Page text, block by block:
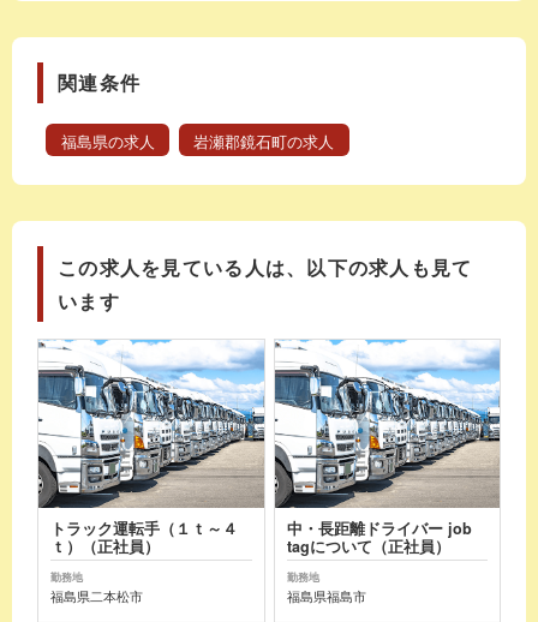
関連条件
福島県の求人 岩瀬郡鏡石町の求人
この求人を見ている人は、以下の求人も見て
います
トラック運転手（１ｔ～４
ｔ）（正社員）
勤務地
福島県二本松市
中・長距離ドライバー job
tagについて（正社員）
勤務地
福島県福島市